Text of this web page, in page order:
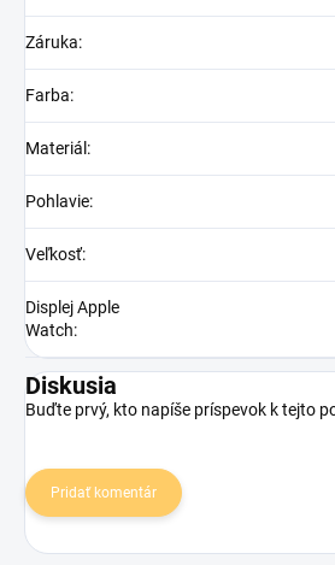
Záruka:
Farba:
Materiál :
Pohlavie:
Veľkosť:
Displej Apple
Watch:
Diskusia
Buďte prvý, kto napíše príspevok k tejto
Pridať komentár